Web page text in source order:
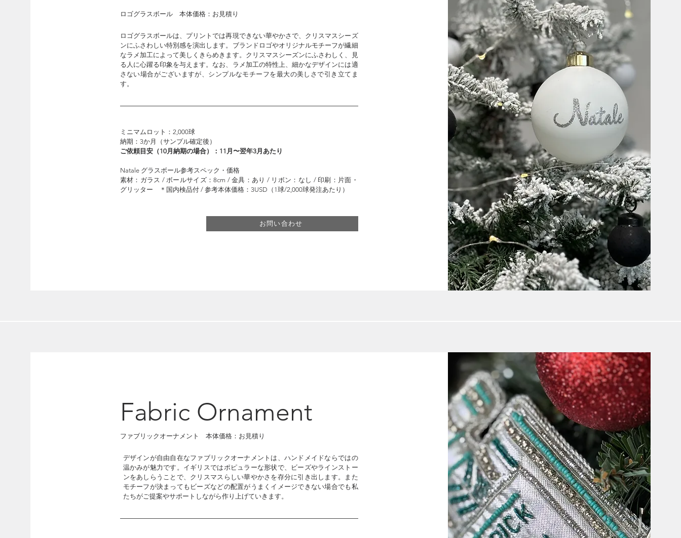
​ロゴグラスボール 本体価格：お見積り
ロゴグラスボールは、プリントでは再現できない華やかさで、クリスマスシーズ
ンにふさわしい特別感を演出します。ブランドロゴやオリジナルモチーフが繊細
なラメ加工によって美しくきらめきます。クリスマスシーズンにふさわしく、見
る人に心躍る印象を与えます。なお、ラメ加工の特性上、細かなデザインには適
さない場合がございますが、シンプルなモチーフを最大の美しさで引き立てま
す。
ミニマムロット：2,000球
納期：3か月（サンプル確定後）
ご依頼目安（10月納期の場合）：11月〜翌年3月あたり
Natale グラスボール参考スペック・価格
素材：ガラス / ボールサイズ：8cm / 金具：あり / リボン：なし / 印刷：片面・
グリッター ＊国内検品付 / 参考本体価格：3USD（1球/2,000球発注あたり）
お問い合わせ
Fabric Ornament
​ファブリックオーナメント 本体価格：お見積り
デザインが自由自在なファブリックオーナメントは、ハンドメイドならではの
温かみが魅力です。イギリスではポピュラーな形状で、ビーズやラインストー
ンをあしらうことで、クリスマスらしい華やかさを存分に引き出します。また
モチーフが決まってもビーズなどの配置がうまくイメージできない場合でも私
たちがご提案やサポートしながら作り上げていきます。